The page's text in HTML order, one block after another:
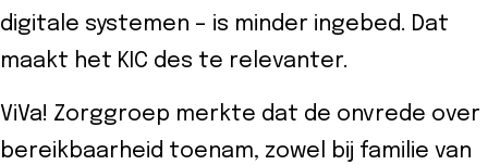
digitale systemen – is minder ingebed. Dat
maakt het KIC des te relevanter.
ViVa! Zorggroep merkte dat de onvrede over
bereikbaarheid toenam, zowel bij familie van